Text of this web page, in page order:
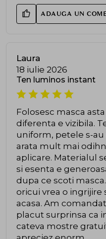
ADAUGA UN
Laura
18 iulie 2026
Ten luminos instant
Folosesc masca
diferenta e vizibila.
uniform, petele s-
arata mult mai
aplicare. Materialul
si esenta e
dupa ce scoti
oricui vrea o ingrijire
acasa. Am
placut surprinsa ca
cateva mostre